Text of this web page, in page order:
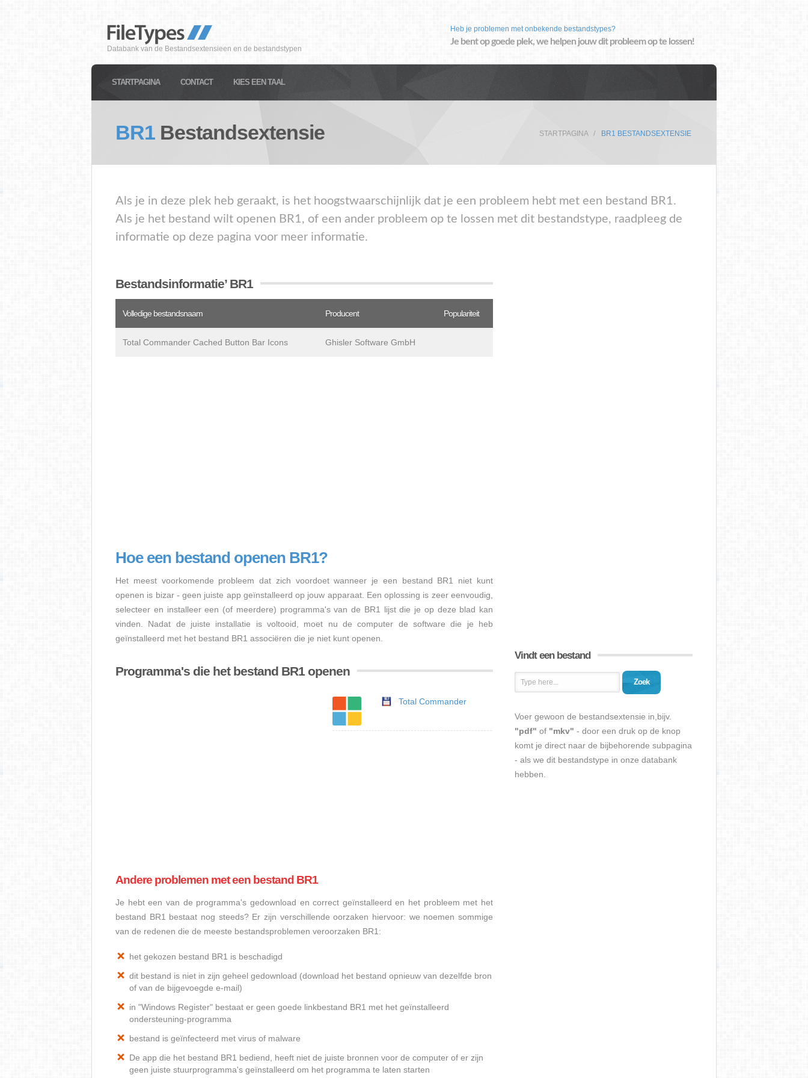
Databank van de Bestandsextensieen en de bestandstypen
Heb je problemen met onbekende bestandstypes?
Je bent op goede plek, we helpen jouw dit probleem op te lossen!
STARTPAGINA CONTACT KIES EEN TAAL
BR1 Bestandsextensie STARTPAGINA BR1 BESTANDSEXTENSIE
Als je in deze plek heb geraakt, is het hoogstwaarschijnlijk dat je een probleem hebt met een bestand BR1.
Als je het bestand wilt openen BR1, of een ander probleem op te lossen met dit bestandstype, raadpleeg de
informatie op deze pagina voor meer informatie.
Bestandsinformatie’ BR1
Volledige bestandsnaam Producent Populariteit
Total Commander Cached Button Bar Icons Ghisler Software GmbH
Hoe een bestand openen BR1?
Het meest voorkomende probleem dat zich voordoet wanneer je een bestand BR1 niet kunt
openen is bizar - geen juiste app geïnstalleerd op jouw apparaat. Een oplossing is zeer eenvoudig,
selecteer en installeer een (of meerdere) programma's van de BR1 lijst die je op deze blad kan
vinden. Nadat de juiste installatie is voltooid, moet nu de computer de software die je heb
geïnstalleerd met het bestand BR1 associëren die je niet kunt openen.
Programma's die het bestand BR1 openen
Total Commander
Andere problemen met een bestand BR1
Je hebt een van de programma's gedownload en correct geïnstalleerd en het probleem met het
bestand BR1 bestaat nog steeds? Er zijn verschillende oorzaken hiervoor: we noemen sommige
van de redenen die de meeste bestandsproblemen veroorzaken BR1:
het gekozen bestand BR1 is beschadigd
dit bestand is niet in zijn geheel gedownload (download het bestand opnieuw van dezelfde bron
of van de bijgevoegde e-mail)
in "Windows Register" bestaat er geen goede linkbestand BR1 met het geïnstalleerd
ondersteuning-programma
bestand is geïnfecteerd met virus of malware
De app die het bestand BR1 bediend, heeft niet de juiste bronnen voor de computer of er zijn
geen juiste stuurprogramma's geïnstalleerd om het programma te laten starten
Vindt een bestand
Zoek
Voer gewoon de bestandsextensie in,bijv.
"pdf" of "mkv" - door een druk op de knop
komt je direct naar de bijbehorende subpagina
- als we dit bestandstype in onze databank
hebben.